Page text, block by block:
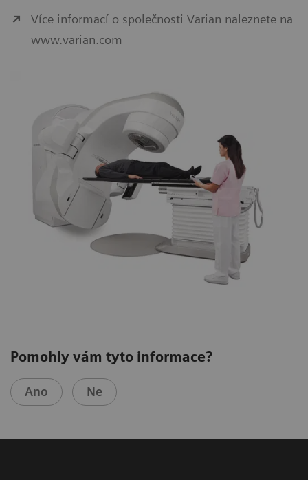
Více informací o společnosti Varian naleznete na
www.varian.com
Pomohly vám tyto informace?
Ano Ne